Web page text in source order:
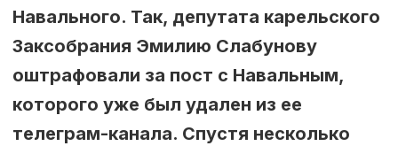
Навального. Так, депутата карельского
Заксобрания Эмилию Слабунову
оштрафовали за пост с Навальным,
которого уже был удален из ее
телеграм-канала. Спустя несколько